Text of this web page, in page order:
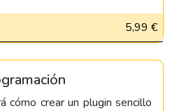
5,99 €
cómo crear un plugin sencillo